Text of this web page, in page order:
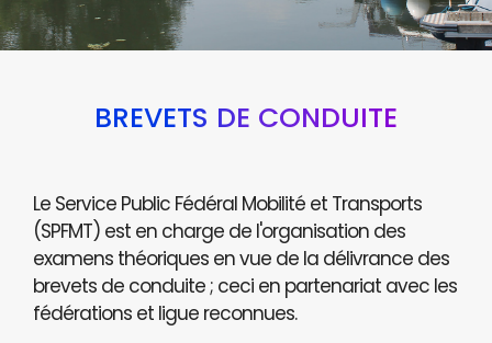
BREVETS DE CONDUITE
Le Service Public Fédéral Mobilité et Transports
(SPFMT) est en charge de l'organisation des
examens théoriques en vue de la délivrance des
brevets de conduite ; ceci en partenariat avec les
fédérations et ligue reconnues.